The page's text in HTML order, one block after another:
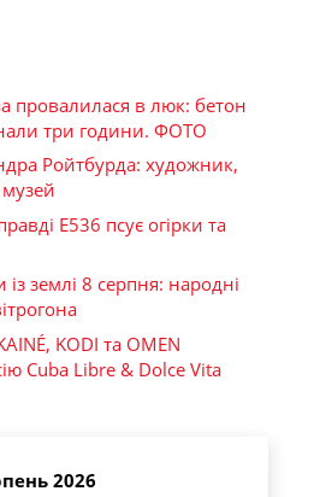
провалилася в люк: бетон
три години. ФОТО
Ройтбурда: художник,
Е536 псує огірки та
землі 8 серпня: народні
KODI та OMEN
Cuba Libre & Dolce Vita
2026